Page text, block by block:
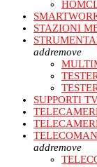
STAZIONI
addremove
SUPPORTI
addremove